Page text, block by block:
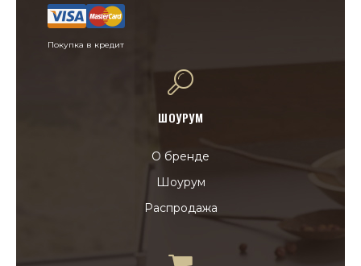
Покупка в кредит
ШОУРУМ
О бренде
Шоурум
Распродажа